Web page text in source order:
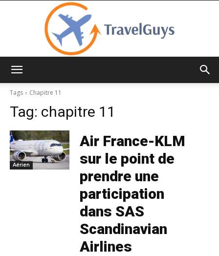
Tags
Chapitre 11
Tag: chapitre 11
Aérien
Air France-KLM
sur le point de
prendre une
participation
dans SAS
Scandinavian
Airlines